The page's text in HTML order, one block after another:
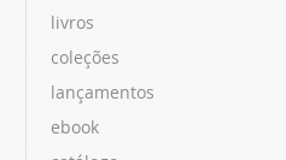
livros
coleções
lançamentos
ebook